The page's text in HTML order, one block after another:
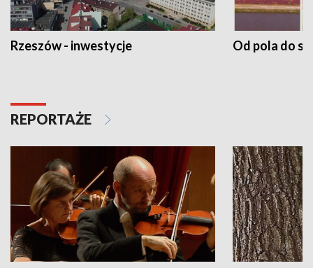
Rzeszów - inwestycje Od pola do
REPORTAŻE